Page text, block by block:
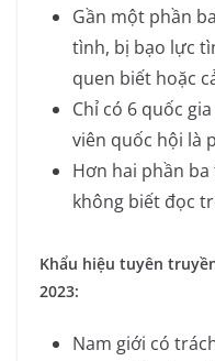
Gần một phần
tình, bị bạo lực
quen biết hoặc
Chỉ có 6 quốc
viên quốc hội là
Hơn hai phần
không biết đọc
Khẩu hiệu tuyên
2023:
Nam giới có